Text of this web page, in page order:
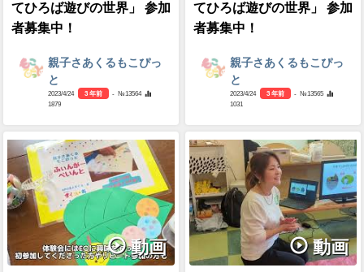
てひろば遊びの世界」 参加
者募集中！
親子さあくるもこぴっ
と
2023/4/24 3 年前
- №13564
1879
てひろば遊びの世界」 参加
者募集中！
親子さあくるもこぴっ
と
2023/4/24 3 年前
- №13565
1031
動画 動画